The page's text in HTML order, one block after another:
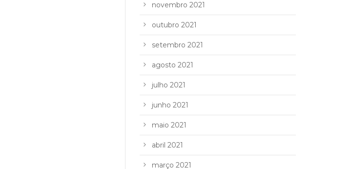
novembro 2021
outubro 2021
setembro 2021
agosto 2021
julho 2021
junho 2021
maio 2021
abril 2021
março 2021